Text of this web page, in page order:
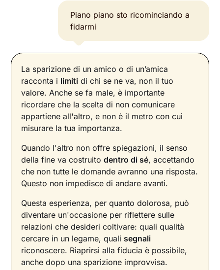
Piano piano sto ricominciando a
fidarmi
La sparizione di un amico o di un’amica
racconta i limiti di chi se ne va, non il tuo
valore. Anche se fa male, è importante
ricordare che la scelta di non comunicare
appartiene all'altro, e non è il metro con cui
misurare la tua importanza.
Quando l'altro non offre spiegazioni, il senso
della fine va costruitodentro di sé, accettando
che non tutte le domande avranno una risposta.
Questo non impedisce di andare avanti.
Questa esperienza, per quanto dolorosa, può
diventare un'occasione per riflettere sulle
relazioni che desideri coltivare: quali qualità
cercare in un legame, quali segnali
riconoscere. Riaprirsi alla fiducia è possibile,
anche dopo una sparizione improvvisa.